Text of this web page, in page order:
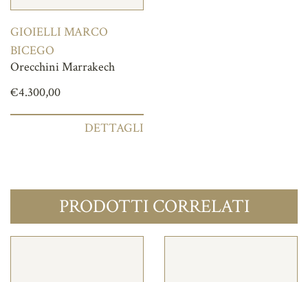
GIOIELLI MARCO
BICEGO
Orecchini Marrakech
€4.300,00
DETTAGLI
PRODOTTI CORRELATI